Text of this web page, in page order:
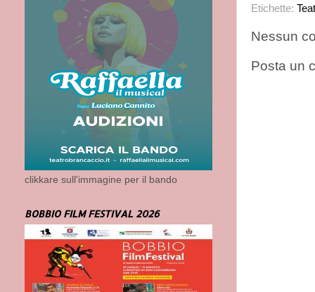
Etichette:
Nessun
Posta un
clikkare sull'immagine per il bando
BOBBIO FILM FESTIVAL 2026